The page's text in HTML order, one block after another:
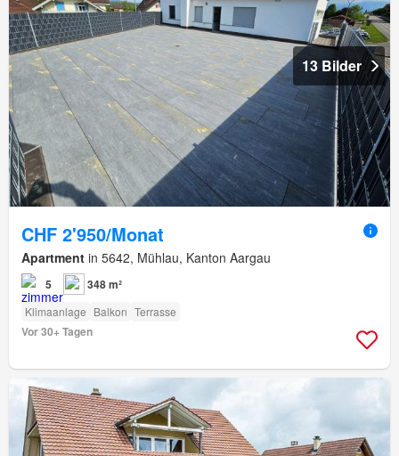
13 Bilder
CHF 2'950/Monat
Apartment in 5642, Mühlau, Kanton Aargau
5 348 m²
Klimaanlage Balkon Terrasse
Vor 30+ Tagen